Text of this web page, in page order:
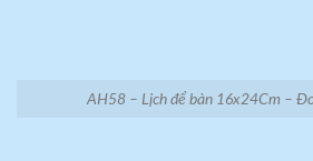
AH58 – Lịch để bàn 16x24Cm –